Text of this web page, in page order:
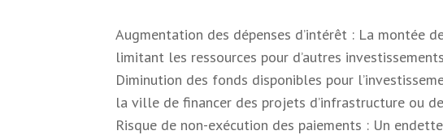
Augmentation des dépenses d’intérêt : La montée
limitant les ressources pour d’autres
Diminution des fonds disponibles pour
la ville de financer des projets d’infrastructure ou
Risque de non-exécution des paiements : Un